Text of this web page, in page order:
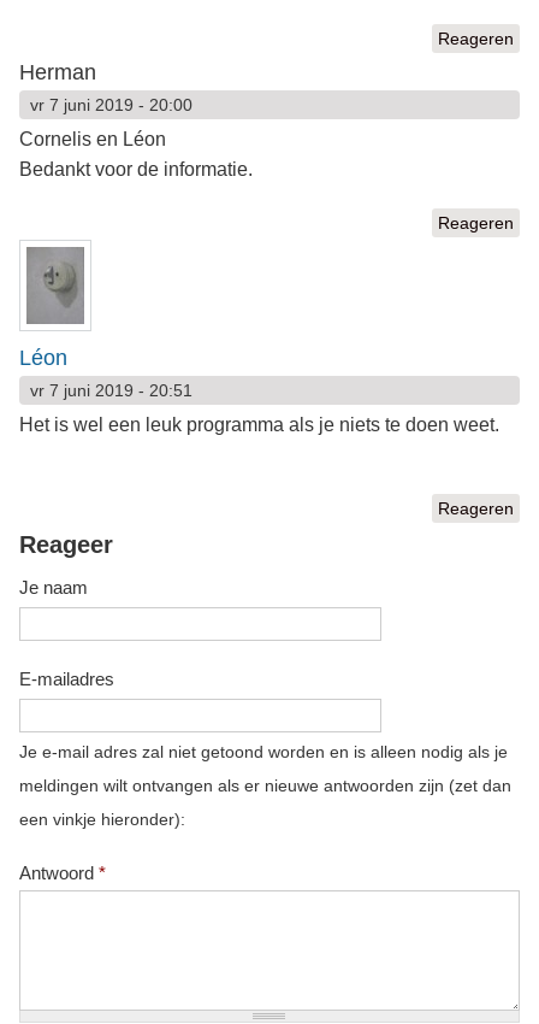
Reageren
Herman
vr 7 juni 2019 - 20:00
Cornelis en Léon
Bedankt voor de informatie.
Reageren
Léon
vr 7 juni 2019 - 20:51
Het is wel een leuk programma als je niets te doen weet.
Reageren
Reageer
Je naam
E-mailadres
Je e-mail adres zal niet getoond worden en is alleen nodig als je
meldingen wilt ontvangen als er nieuwe antwoorden zijn (zet dan
een vinkje hieronder):
Antwoord *